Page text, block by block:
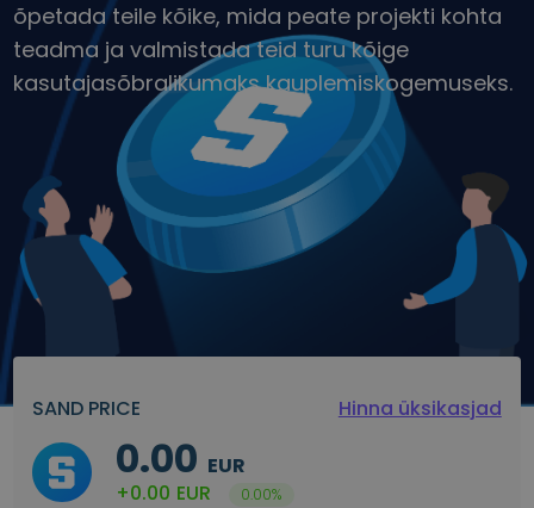
õpetada teile kõike, mida peate projekti kohta
teadma ja valmistada teid turu kõige
kasutajasõbralikumaks kauplemiskogemuseks.
SAND PRICE Hinna üksikasjad
0.00 EUR
+0.00 EUR 0.00%